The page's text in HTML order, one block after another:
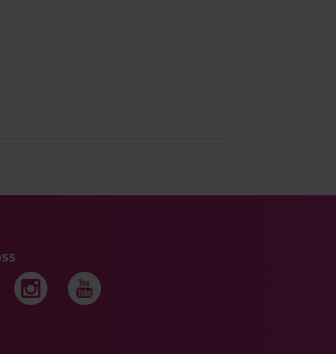
oss på facebook
Följ oss på instagram
Följ oss på youtube